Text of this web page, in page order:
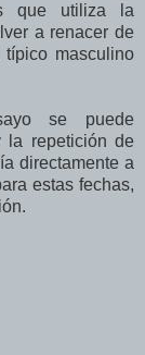
que utiliza la
a renacer de
masculino
se puede
la repetición de
directamente a
estas fechas,